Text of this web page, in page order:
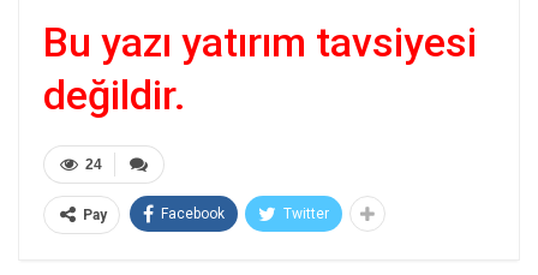
Bu yazı yatırım tavsiyesi
değildir.
24
Pay Facebook Twitter